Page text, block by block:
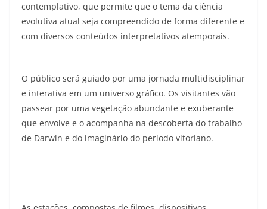
contemplativo, que permite que o tema da ciência
evolutiva atual seja compreendido de forma diferente e
com diversos conteúdos interpretativos atemporais.
O público será guiado por uma jornada multidisciplinar
e interativa em um universo gráfico. Os visitantes vão
passear por uma vegetação abundante e exuberante
que envolve e o acompanha na descoberta do trabalho
de Darwin e do imaginário do período vitoriano.